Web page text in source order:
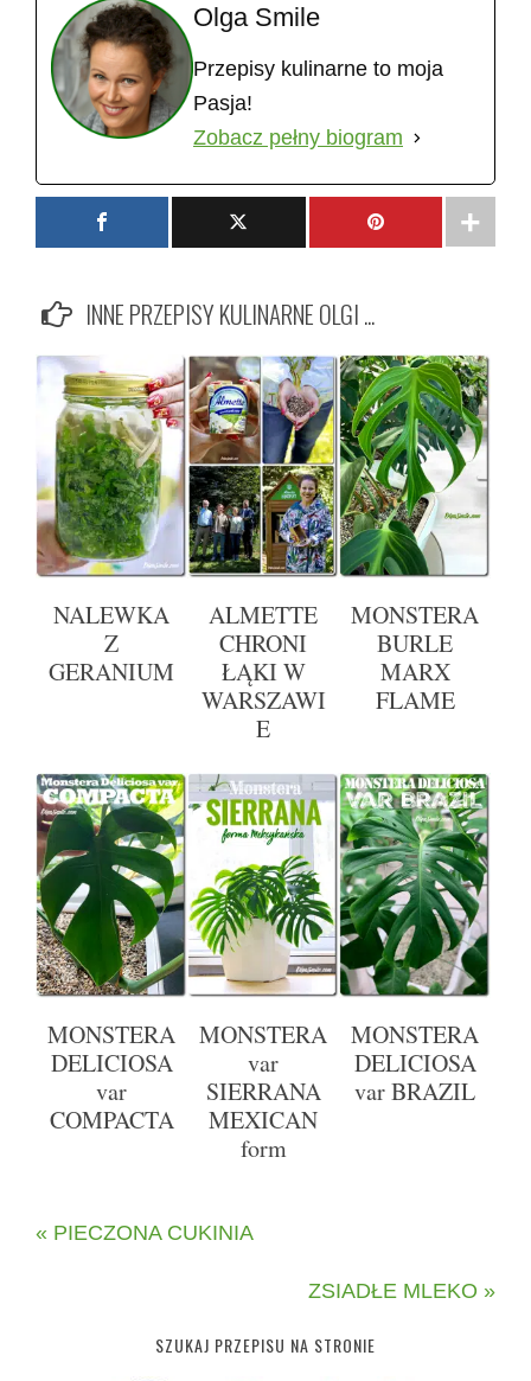
Olga Smile
Przepisy kulinarne to moja
Pasja!
Zobacz pełny biogram
INNE PRZEPISY KULINARNE OLGI ...
NALEWKA
Z
GERANIUM
ALMETTE
CHRONI
ŁĄKI W
WARSZAWI
E
MONSTERA
BURLE
MARX
FLAME
MONSTERA
DELICIOSA
var
COMPACTA
MONSTERA
var
SIERRANA
MEXICAN
form
MONSTERA
DELICIOSA
var BRAZIL
« PIECZONA CUKINIA
ZSIADŁE MLEKO »
SZUKAJ PRZEPISU NA STRONIE